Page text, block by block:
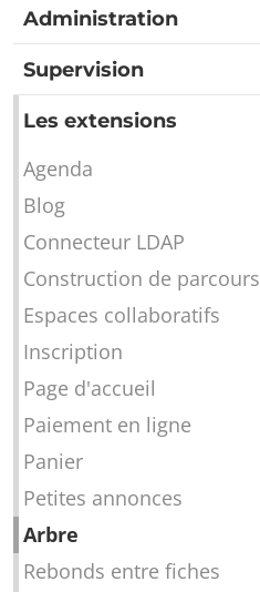
Administration
Supervision
Les extensions
Agenda
Blog
Connecteur LDAP
Construction de parcours
Espaces collaboratifs
Inscription
Page d'accueil
Paiement en ligne
Panier
Petites annonces
Arbre
Rebonds entre fiches